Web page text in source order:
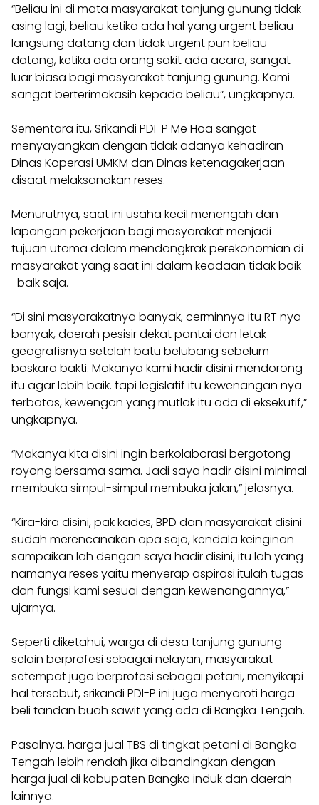
“Beliau ini di mata masyarakat tanjung gunung tidak
asing lagi, beliau ketika ada hal yang urgent beliau
langsung datang dan tidak urgent pun beliau
datang, ketika ada orang sakit ada acara, sangat
luar biasa bagi masyarakat tanjung gunung. Kami
sangat berterimakasih kepada beliau”, ungkapnya.
Sementara itu, Srikandi PDI-P Me Hoa sangat
menyayangkan dengan tidak adanya kehadiran
Dinas Koperasi UMKM dan Dinas ketenagakerjaan
disaat melaksanakan reses.
Menurutnya, saat ini usaha kecil menengah dan
lapangan pekerjaan bagi masyarakat menjadi
tujuan utama dalam mendongkrak perekonomian di
masyarakat yang saat ini dalam keadaan tidak baik
-baik saja.
“Di sini masyarakatnya banyak, cerminnya itu RT nya
banyak, daerah pesisir dekat pantai dan letak
geografisnya setelah batu belubang sebelum
baskara bakti. Makanya kami hadir disini mendorong
itu agar lebih baik. tapi legislatif itu kewenangan nya
terbatas, kewengan yang mutlak itu ada di eksekutif,”
ungkapnya.
“Makanya kita disini ingin berkolaborasi bergotong
royong bersama sama. Jadi saya hadir disini minimal
membuka simpul-simpul membuka jalan,” jelasnya.
“Kira-kira disini, pak kades, BPD dan masyarakat disini
sudah merencanakan apa saja, kendala keinginan
sampaikan lah dengan saya hadir disini, itu lah yang
namanya reses yaitu menyerap aspirasi.itulah tugas
dan fungsi kami sesuai dengan kewenangannya,”
ujarnya.
Seperti diketahui, warga di desa tanjung gunung
selain berprofesi sebagai nelayan, masyarakat
setempat juga berprofesi sebagai petani, menyikapi
hal tersebut, srikandi PDI-P ini juga menyoroti harga
beli tandan buah sawit yang ada di Bangka Tengah.
Pasalnya, harga jual TBS di tingkat petani di Bangka
Tengah lebih rendah jika dibandingkan dengan
harga jual di kabupaten Bangka induk dan daerah
lainnya.